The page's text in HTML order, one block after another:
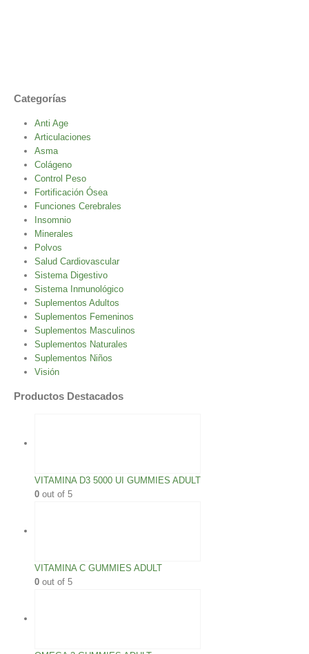
Categorías
Anti Age
Articulaciones
Asma
Colágeno
Control Peso
Fortificación Ósea
Funciones Cerebrales
Insomnio
Minerales
Polvos
Salud Cardiovascular
Sistema Digestivo
Sistema Inmunológico
Suplementos Adultos
Suplementos Femeninos
Suplementos Masculinos
Suplementos Naturales
Suplementos Niños
Visión
Productos Destacados
VITAMINA D3 5000 UI GUMMIES ADULT
0out of 5
VITAMINA C GUMMIES ADULT
0out of 5